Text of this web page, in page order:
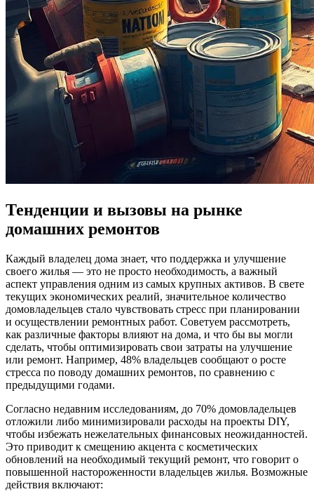
Тенденции и вызовы на рынке
домашних ремонтов
Каждый владелец дома знает, что поддержка и улучшение
своего жилья — это не просто необходимость, а важный
аспект управления одним из самых крупных активов. В свете
текущих экономических реалий, значительное количество
домовладельцев стало чувствовать стресс при планировании
и осуществлении ремонтных работ. Советуем рассмотреть,
как различные факторы влияют на дома, и что бы вы могли
сделать, чтобы оптимизировать свои затраты на улучшение
или ремонт. Например, 48% владельцев сообщают о росте
стресса по поводу домашних ремонтов, по сравнению с
предыдущими годами.
Согласно недавним исследованиям, до 70% домовладельцев
отложили либо минимизировали расходы на проекты DIY,
чтобы избежать нежелательных финансовых неожиданностей.
Это приводит к смещению акцента с косметических
обновлений на необходимый текущий ремонт, что говорит о
повышенной настороженности владельцев жилья. Возможные
действия включают: